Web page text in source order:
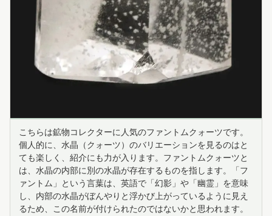
こちらは鉱物コレクターに人気のファントムクォーツです。
個人的に、水晶（クォーツ）のバリエーションを見るのはと
ても楽しく、紹介にも力が入ります。ファントムクォーツと
は、水晶の内部に別の水晶が存在するものを指します。「フ
ァントム」という言葉は、英語で「幻影」や「幽霊」を意味
し、内部の水晶がぼんやりと浮かび上がっているように見え
るため、この名前が付けられたのではないかと思われます。